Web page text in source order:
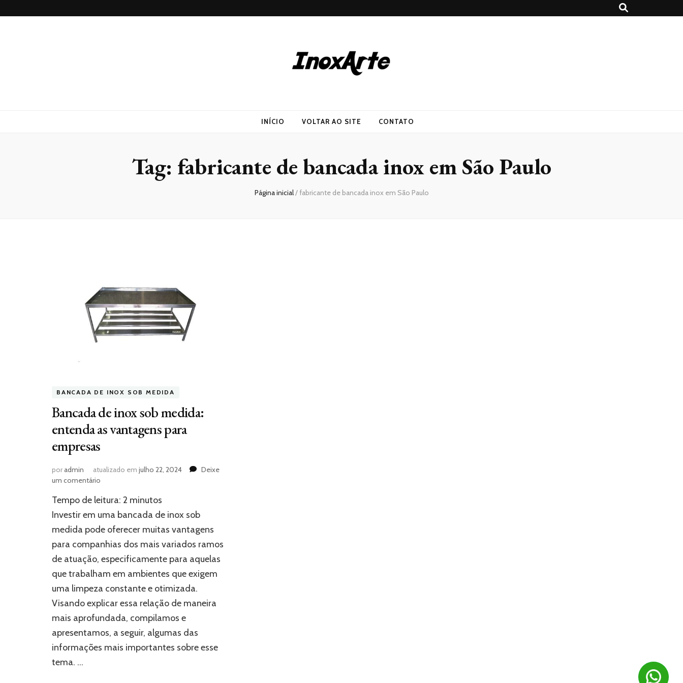
INÍCIO VOLTAR AO SITE CONTATO
Tag: fabricante de bancada inox em São Paulo
Página inicial/fabricante de bancada inox em São Paulo
BANCADA DE INOX SOB MEDIDA
Bancada de inox sob medida:
entenda as vantagens para
empresas
poradmin atualizado em julho 22, 2024
Deixe
um comentário
de
inox
medida:
entenda
vantagens
para
empresas
Tempo de leitura: 2 minutos
Investir em uma bancada de inox sob
medida pode oferecer muitas vantagens
para companhias dos mais variados ramos
de atuação, especificamente para aquelas
que trabalham em ambientes que exigem
uma limpeza constante e otimizada.
Visando explicar essa relação de maneira
mais aprofundada, compilamos e
apresentamos, a seguir, algumas das
informações mais importantes sobre esse
tema. …